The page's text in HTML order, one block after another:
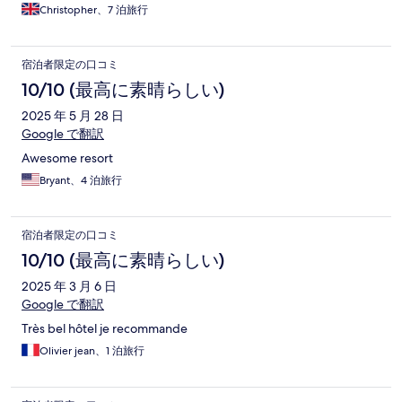
Christopher、7 泊旅行
宿泊者限定の口コミ
10/10 (最高に素晴らしい)
2025 年 5 月 28 日
Google で翻訳
Awesome resort
Bryant、4 泊旅行
宿泊者限定の口コミ
10/10 (最高に素晴らしい)
2025 年 3 月 6 日
Google で翻訳
Très bel hôtel je recommande
Olivier jean、1 泊旅行